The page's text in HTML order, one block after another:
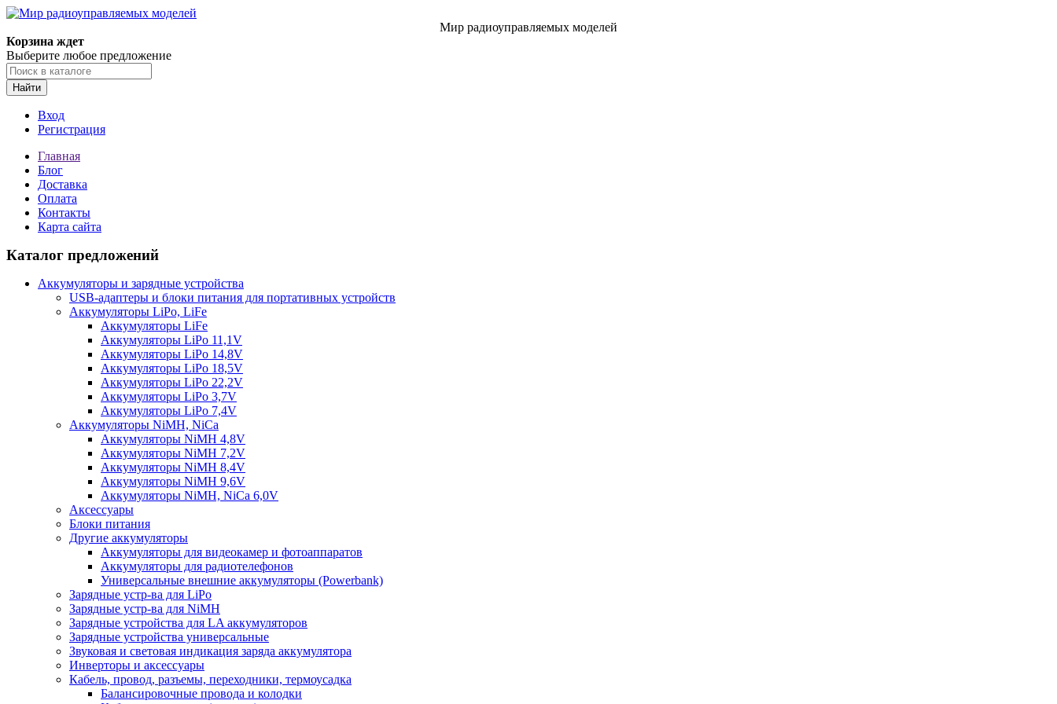
Мир радиоуправляемых моделей
Корзина ждет
Выберите любое предложение
Найти
Вход
Регистрация
Главная
Блог
Доставка
Оплата
Контакты
Карта сайта
Каталог предложений
Аккумуляторы и зарядные устройства
USB-адаптеры и блоки питания для портативных устройств
Аккумуляторы LiPo, LiFe
Аккумуляторы LiFe
Аккумуляторы LiPo 11,1V
Аккумуляторы LiPo 14,8V
Аккумуляторы LiPo 18,5V
Аккумуляторы LiPo 22,2V
Аккумуляторы LiPo 3,7V
Аккумуляторы LiPo 7,4V
Аккумуляторы NiMH, NiCa
Аккумуляторы NiMH 4,8V
Аккумуляторы NiMH 7,2V
Аккумуляторы NiMH 8,4V
Аккумуляторы NiMH 9,6V
Аккумуляторы NiMH, NiCa 6,0V
Аксессуары
Блоки питания
Другие аккумуляторы
Аккумуляторы для видеокамер и фотоаппаратов
Аккумуляторы для радиотелефонов
Универсальные внешние аккумуляторы (Powerbank)
Зарядные устр-ва для LiPo
Зарядные устр-ва для NiMH
Зарядные устройства для LA аккумуляторов
Зарядные устройства универсальные
Звуковая и световая индикация заряда аккумулятора
Инверторы и аксессуары
Кабель, провод, разъемы, переходники, термоусадка
Балансировочные провода и колодки